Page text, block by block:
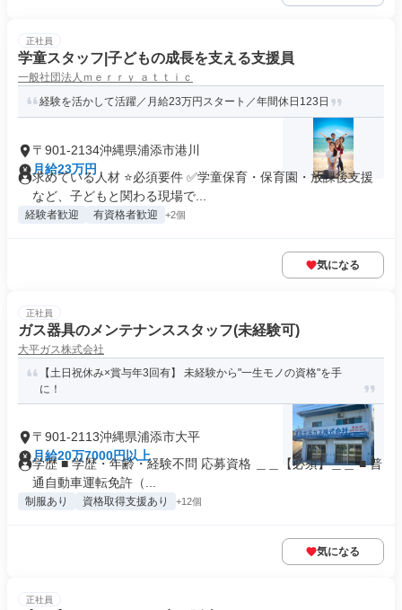
正社員
学童スタッフ|子どもの成長を支える支援員
一般社団法人ｍｅｒｒｙ ａｔｔｉｃ
経験を活かして活躍／月給23万円スタート／年間休日123日
〒901-2134沖縄県浦添市港川
月給23万円
求めている人材 ⭐️必須要件 ✅学童保育・保育園・放課後支援
など、子どもと関わる現場で...
経験者歓迎 有資格者歓迎 +2個
気になる
正社員
ガス器具のメンテナンススタッフ(未経験可)
大平ガス株式会社
【土日祝休み×賞与年3回有】 未経験から"一生モノの資格"を手
に！
〒901-2113沖縄県浦添市大平
月給20万7000円以上
学歴 ■ 学歴・年齢・経験不問 応募資格 ＿＿【必須】＿＿ ■ 普
通自動車運転免許（...
制服あり 資格取得支援あり +12個
気になる
正社員